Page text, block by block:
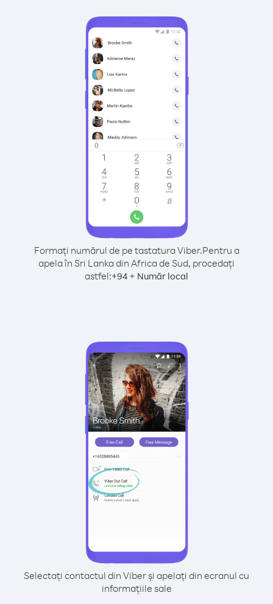
Formați numărul de pe tastatura Viber.Pentru a
apela în Sri Lanka din Africa de Sud, procedați
astfel:+94 + Număr local
Selectați contactul din Viber și apelați din ecranul cu
informațiile sale